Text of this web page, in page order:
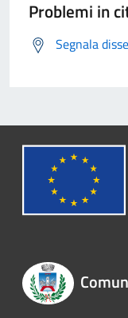
Problemi in
Segnala